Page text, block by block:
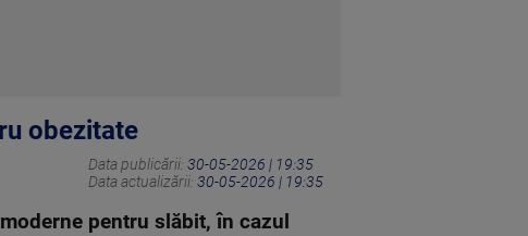
obezitate
Data publicării: 30-05-2026 | 19:35
Data actualizării: 30-05-2026 | 19:35
pentru slăbit, în cazul